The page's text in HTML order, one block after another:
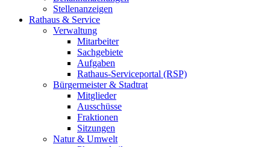
Stellenanzeigen
Rathaus & Service
Verwaltung
Mitarbeiter
Sachgebiete
Aufgaben
Rathaus-Serviceportal (RSP)
Bürgermeister & Stadtrat
Mitglieder
Ausschüsse
Fraktionen
Sitzungen
Natur & Umwelt